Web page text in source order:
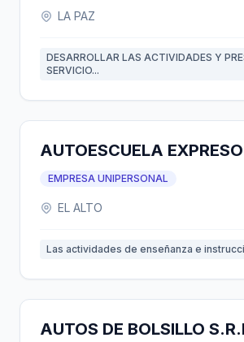
LA PAZ
DESARROLLAR LAS ACTIVIDADES Y
SERVICIO...
AUTOESCUELA EXPRESO
EMPRESA UNIPERSONAL
EL ALTO
Las actividades de enseñanza e
AUTOS DE BOLSILLO